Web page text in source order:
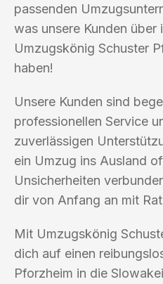
passenden
was unsere Kunden über
Umzugskönig Schuster
haben!
Unsere Kunden sind
professionellen Service
zuverlässigen
ein Umzug ins Ausland
Unsicherheiten
dir von Anfang an mit
Mit Umzugskönig
dich auf einen
Pforzheim in die